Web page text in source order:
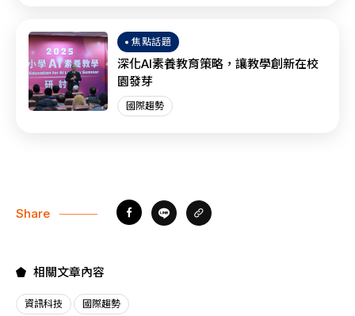
焦點話題
深化AI素養教育策略，讓教學創新在校
園發芽
國際趨勢
Share
相關文章內容
資訊科技 國際趨勢